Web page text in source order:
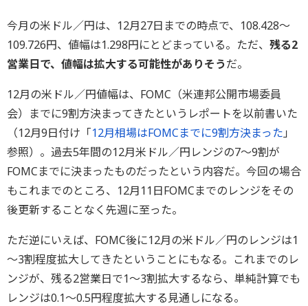
今月の米ドル／円は、12月27日までの時点で、108.428～
109.726円、値幅は1.298円にとどまっている。ただ、 残る2
営業日で、値幅は拡大する可能性がありそうだ。
12月の米ドル／円値幅は、FOMC（米連邦公開市場委員
会）までに9割方決まってきたというレポートを以前書いた
（12月9日付け「12月相場はFOMCまでに9割方決まった 」
参照）。過去5年間の12月米ドル／円レンジの7～9割が
FOMCまでに決まったものだったという内容だ。今回の場合
もこれまでのところ、12月11日FOMCまでのレンジをその
後更新することなく先週に至った。
ただ逆にいえば、FOMC後に12月の米ドル／円のレンジは1
～3割程度拡大してきたということにもなる。これまでのレ
ンジが、残る2営業日で1～3割拡大するなら、単純計算でも
レンジは0.1～0.5円程度拡大する見通しになる。